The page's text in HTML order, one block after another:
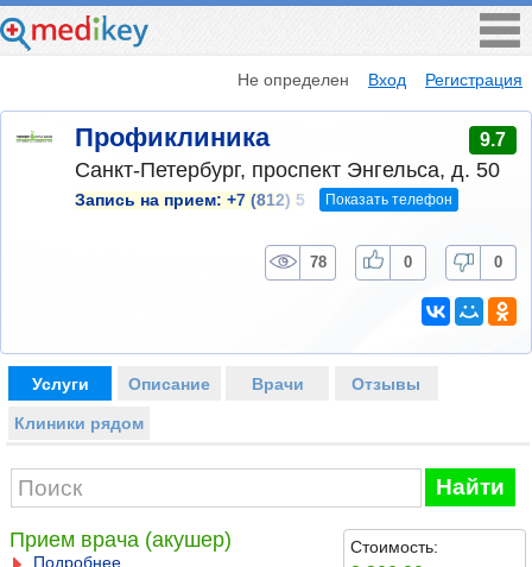
Не определен Вход Регистрация
Профиклиника 9.7
Санкт-Петербург, проспект Энгельса, д. 50
Запись на прием: +7 (812) 5 Показать телефон
78 0 0
Услуги Описание Врачи Отзывы
Клиники рядом
Найти
Прием врача (акушер)
Подробнее
Стоимость: